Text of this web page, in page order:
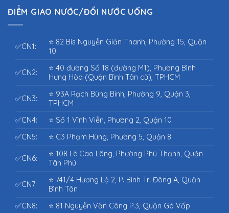
ĐIỂM GIAO NƯỚC/ĐỔI NƯỚC UỐNG
✅CN1:
⭐ 82 Bis Nguyễn Giản Thanh, Phường 15, Quận
10
✅CN2:
⭐ 40 đường Số 18 (đường M1), Phường Bình
Hưng Hòa (Quận Bình Tân cũ), TPHCM
✅CN3:
⭐ 93A Rạch Bùng Binh, Phường 9, Quận 3,
TPHCM
✅CN4:
⭐ Số 1 Vĩnh Viễn, Phường 2, Quận 10
✅CN5:
⭐ C3 Phạm Hùng, Phường 5, Quận 8
✅CN6:
⭐ 108 Lê Cao Lãng, Phường Phú Thạnh, Quận
Tân Phú
✅CN7:
⭐ 741/4 Hương Lộ 2, P. Bình Trị Đông A, Quận
Bình Tân
✅CN8:
⭐ 81 Nguyễn Văn Công P.3, Quận Gò Vấp